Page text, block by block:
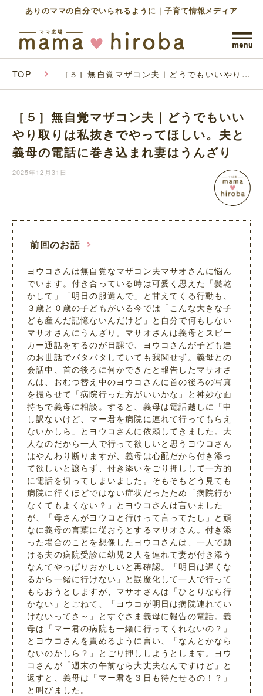
ありのママの自分でいられるように｜子育て情報メディア
TOP ［５］無自覚マザコン夫｜どうでもいいやり取
巻き込まれ妻はうんざり
［５］無自覚マザコン夫｜どうでもいい
やり取りは私抜きでやってほしい。夫と
義母の電話に巻き込まれ妻はうんざり
2025年12月31日
前回のお話
ヨウコさんは無自覚なマザコン夫マサオさんに悩ん
でいます。付き合っている時は可愛く思えた「髪乾
かして」「明日の服選んで」と甘えてくる行動も、
３歳と０歳の子どもがいる今では「こんな大きな子
ども産んだ記憶ないんだけど」と自分で何もしない
マサオさんにうんざり。マサオさんは義母とスピー
カー通話をするのが日課で、ヨウコさんが子ども達
のお世話でバタバタしていても我関せず。義母との
会話中、首の後ろに何かできたと報告したマサオさ
んは、おむつ替え中のヨウコさんに首の後ろの写真
を撮らせて「病院行った方がいいかな」と神妙な面
持ちで義母に相談。すると、義母は電話越しに「申
し訳ないけど、マー君を病院に連れて行ってもらえ
ないかしら」とヨウコさんに依頼してきました。大
人なのだから一人で行って欲しいと思うヨウコさん
はやんわり断りますが、義母は心配だから付き添っ
て欲しいと譲らず、付き添いをごり押しして一方的
に電話を切ってしまいました。そもそもどう見ても
病院に行くほどではない症状だったため「病院行か
なくてもよくない？」とヨウコさんは言いました
が、「母さんがヨウコと行けって言ってたし」と頑
なに義母の言葉に従おうとするマサオさん。付き添
った場合のことを想像したヨウコさんは、一人で動
ける夫の病院受診に幼児２人を連れて妻が付き添う
なんてやっぱりおかしいと再確認。「明日は遅くな
るから一緒に行けない」と誤魔化して一人で行って
もらおうとしますが、マサオさんは「ひとりなら行
かない」とごねて、「ヨウコが明日は病院連れてい
けないってさ～」とすぐさま義母に報告の電話。義
母は「マー君の病院も一緒に行ってくれないの？」
とヨウコさんを責めるように言い、「なんとかなら
ないのかしら？」とごり押ししようとします。ヨウ
コさんが「週末の午前なら大丈夫なんですけど」と
返すと、義母は「マー君を３日も待たせるの！？」
と叫びました。